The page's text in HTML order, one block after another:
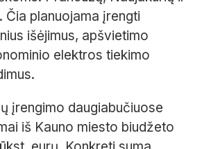
Čia planuojama įrengti
išėjimus, apšvietimo
elektros tiekimo
įrengimo daugiabučiuose
iš Kauno miesto biudžeto